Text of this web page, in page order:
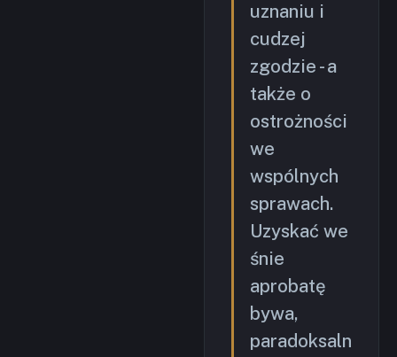
uznaniu i
cudzej
zgodzie - a
także o
ostrożności
we
wspólnych
sprawach.
Uzyskać we
śnie
aprobatę
bywa,
paradoksaln